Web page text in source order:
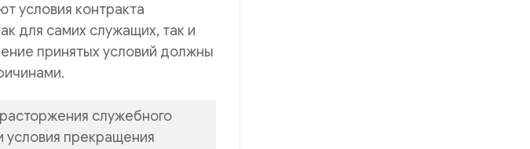
условия контракта
для самих служащих, так и
принятых условий должны
служебного
условия прекращения